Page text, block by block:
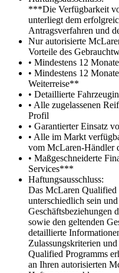
***Die Verfügbarkeit
unterliegt dem
Antragsverfahren und
Nur autorisierte
Vorteile des
• Mindestens 12
• Mindestens 12
Weiterreise**
• Detaillierte
• Alle zugelassenen
Profil
• Garantierter Einsatz
• Alle im Markt
vom McLaren-Händler
• Maßgeschneiderte
Services***
Haftungsausschluss:
Das McLaren Qualified
unterschiedlich sein
Geschäftsbeziehungen
sowie den geltenden
detaillierte
Zulassungskriterien
Qualified Programms
an Ihren autorisierten